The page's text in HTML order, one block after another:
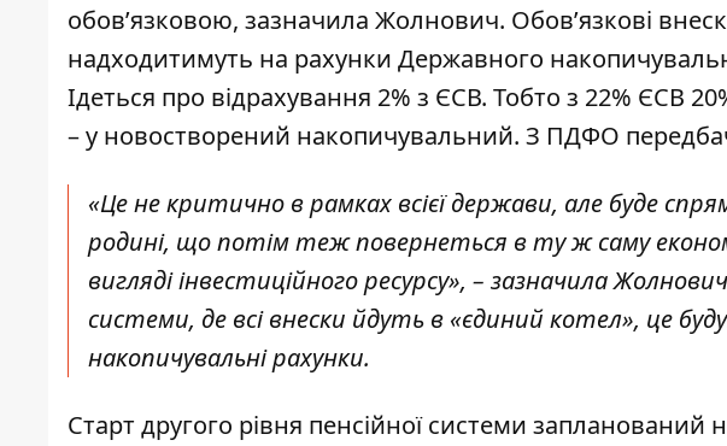
обов’язковою, зазначила Жолнович. Обов’язкові
надходитимуть на рахунки Державного
Ідеться про відрахування 2% з ЄСВ. Тобто з 22% ЄСВ
– у новостворений накопичувальний. З ПДФО
«Це не критично в рамках всієї держави, але буде
родині, що потім теж повернеться в ту ж саму
вигляді інвестиційного ресурсу», – зазначила
системи, де всі внески йдуть в «єдиний котел», це
накопичувальні рахунки.
Старт другого рівня пенсійної системи запланований